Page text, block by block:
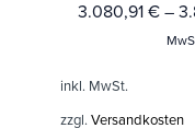
3.080,91 € –
inkl. MwSt.
zzgl. Versandkosten